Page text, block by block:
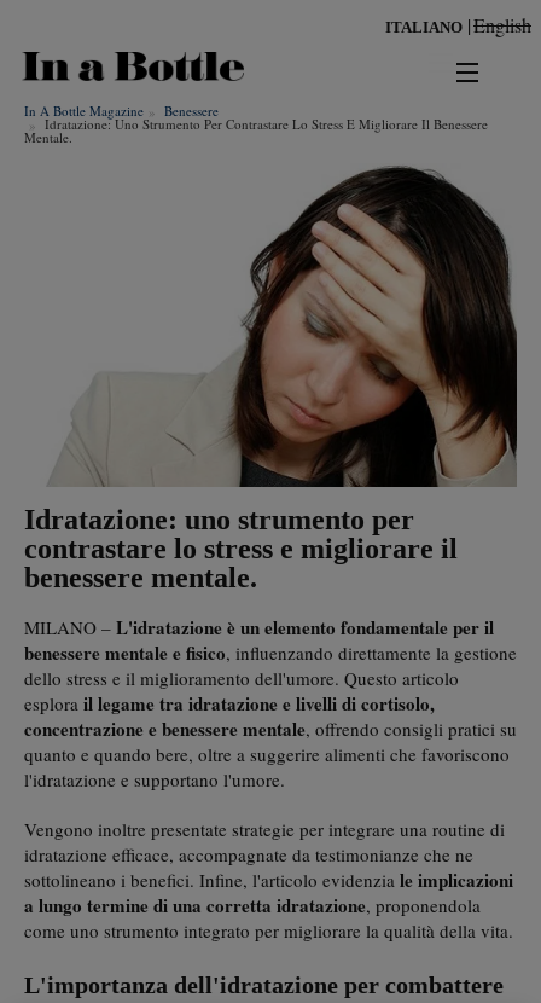
contenuto
ITALIANO English
news
territorio
benessere
ambiente
cultura
persone
In A Bottle Magazine Benessere
Idratazione: Uno Strumento Per Contrastare Lo Stress E Migliorare Il Benessere
Mentale.
Idratazione: uno strumento per
contrastare lo stress e migliorare il
benessere mentale.
MILANO – L'idratazione è un elemento fondamentale per il
benessere mentale e fisico, influenzando direttamente la gestione
dello stress e il miglioramento dell'umore. Questo articolo
esplora il legame tra idratazione e livelli di cortisolo,
concentrazione e benessere mentale, offrendo consigli pratici su
quanto e quando bere, oltre a suggerire alimenti che favoriscono
l'idratazione e supportano l'umore.
Vengono inoltre presentate strategie per integrare una routine di
idratazione efficace, accompagnate da testimonianze che ne
sottolineano i benefici. Infine, l'articolo evidenzia le implicazioni
a lungo termine di una corretta idratazione, proponendola
come uno strumento integrato per migliorare la qualità della vita.
L'importanza dell'idratazione per combattere